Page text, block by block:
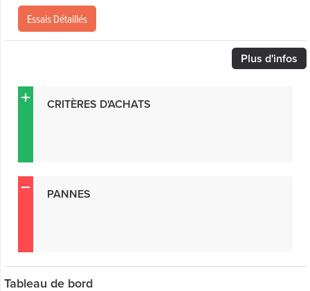
Essais Détaillés
Plus d'infos
CRITÈRES D'ACHATS
PANNES
Tableau de bord